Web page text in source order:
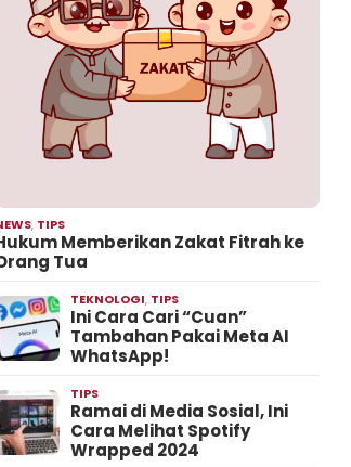
, TIPS
Memberikan Zakat Fitrah ke
Tua
TEKNOLOGI, TIPS
Ini Cara Cari “Cuan”
Tambahan Pakai Meta AI
WhatsApp!
TIPS
Ramai di Media Sosial, Ini
Cara Melihat Spotify
Wrapped 2024